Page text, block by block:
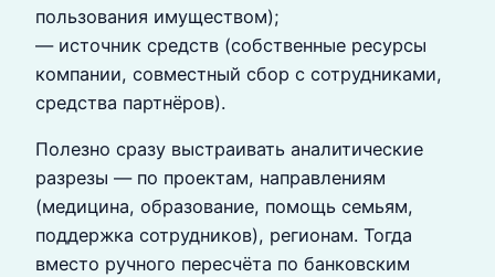
пользования имуществом);
— источник средств (собственные ресурсы
компании, совместный сбор с сотрудниками,
средства партнёров).
Полезно сразу выстраивать аналитические
разрезы — по проектам, направлениям
(медицина, образование, помощь семьям,
поддержка сотрудников), регионам. Тогда
вместо ручного пересчёта по банковским